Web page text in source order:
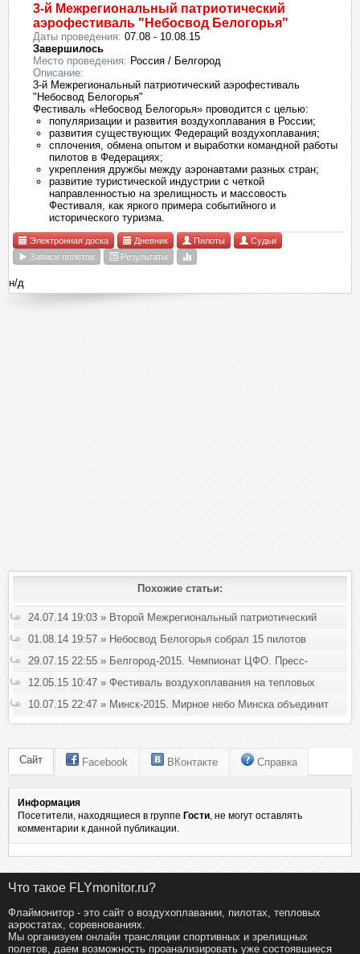
3-й Межрегиональный патриотический
аэрофестиваль "Небосвод Белогорья"
Даты проведения: 07.08 - 10.08.15
Завершилось
Место проведения: Россия / Белгород
Описание:
3-й Межрегиональный патриотический аэрофестиваль
"Небосвод Белогорья"
Фестиваль «Небосвод Белогорья» проводится с целью:
популяризации и развития воздухоплавания в России;
развития существующих Федераций воздухоплавания;
сплочения, обмена опытом и выработки командной работы
пилотов в Федерациях;
укрепления дружбы между аэронавтами разных стран;
развитие туристической индустрии с четкой
направленностью на зрелищность и массовость
Фестиваля, как яркого примера событийного и
исторического туризма.
Электронная доска Дневник Пилоты
Судьи
Записи полётов
Результаты
н/д
Похожие статьи:
24.07.14 19:03 » Второй Межрегиональный патриотический
аэрофестиваль «Небосвод Белогорья»
01.08.14 19:57 » Небосвод Белогорья собрал 15 пилотов
29.07.15 22:55 » Белгород-2015. Чемпионат ЦФО. Пресс-
конференция.
12.05.15 10:47 » Фестиваль воздухоплавания на тепловых
аэростатах имени Михаила Поморцева пройдет в эти
выходные
10.07.15 22:47 » Минск-2015. Мирное небо Минска объединит
воздухоплавателей
Сайт Facebook ВКонтакте Справка
Информация
Посетители, находящиеся в группе Гости, не могут оставлять
комментарии к данной публикации.
Что такое FLYmonitor.ru?
Флаймонитор - это сайт о воздухоплавании, пилотах, тепловых
аэростатах, соревнованиях.
Мы организуем онлайн трансляции спортивных и зрелищных
полетов, даем возможность проанализировать уже состоявшиеся